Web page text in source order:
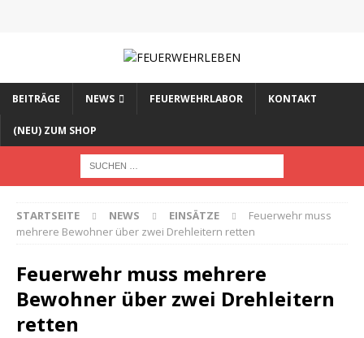
BEITRÄGE NEWS FEUERWEHRLABOR KONTAKT
(NEU) ZUM SHOP
STARTSEITE NEWS EINSÄTZE
Feuerwehr muss
mehrere Bewohner über zwei Drehleitern retten
Feuerwehr muss mehrere
Bewohner über zwei Drehleitern
retten